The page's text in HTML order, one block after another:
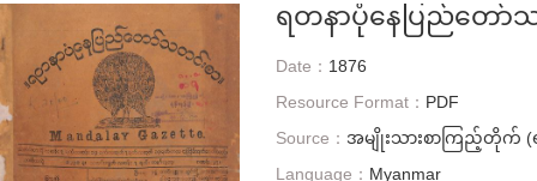
ရတနာပုံနေပြည်တော်
Date： 1876
Resource Format： PDF
Source： အမျိုးသားစာကြည့်တိုက် (
Language： Myanmar